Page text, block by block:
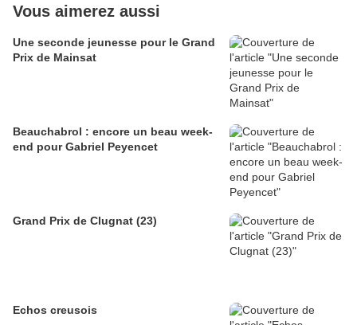
Vous aimerez aussi
Une seconde jeunesse pour le Grand
Prix de Mainsat
Beauchabrol : encore un beau week-
end pour Gabriel Peyencet
Grand Prix de Clugnat (23)
Echos creusois